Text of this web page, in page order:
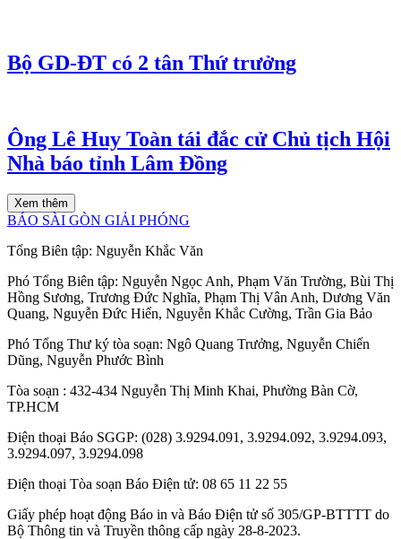
Bộ GD-ĐT có 2 tân Thứ trưởng
Ông Lê Huy Toàn tái đắc cử Chủ tịch Hội
Nhà báo tỉnh Lâm Đồng
Xem thêm
BÁO SÀI GÒN GIẢI PHÓNG
Tổng Biên tập: Nguyễn Khắc Văn
Phó Tổng Biên tập: Nguyễn Ngọc Anh, Phạm Văn Trường, Bùi Thị
Hồng Sương, Trương Đức Nghĩa, Phạm Thị Vân Anh, Dương Văn
Quang, Nguyễn Đức Hiển, Nguyễn Khắc Cường, Trần Gia Bảo
Phó Tổng Thư ký tòa soạn: Ngô Quang Trưởng, Nguyễn Chiến
Dũng, Nguyễn Phước Bình
Tòa soạn : 432-434 Nguyễn Thị Minh Khai, Phường Bàn Cờ,
TP.HCM
Điện thoại Báo SGGP: (028) 3.9294.091, 3.9294.092, 3.9294.093,
3.9294.097, 3.9294.098
Điện thoại Tòa soạn Báo Điện tử: 08 65 11 22 55
Giấy phép hoạt động Báo in và Báo Điện tử số 305/GP-BTTTT do
Bộ Thông tin và Truyền thông cấp ngày 28-8-2023.